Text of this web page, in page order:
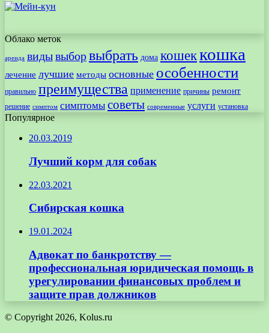
Облако меток
аренда видывыборвыбрать дома кошеккошка
лечение лучшие методы основные особенности
правильно преимущества применение причины ремонт
решение симптом симптомы советы современные услуги установка
Популярное
20.03.2019
Лучший корм для собак
22.03.2021
Сибирская кошка
19.01.2024
Адвокат по банкротству —
профессиональная юридическая помощь в
урегулировании финансовых проблем и
защите прав должников
© Copyright 2026, Kolus.ru